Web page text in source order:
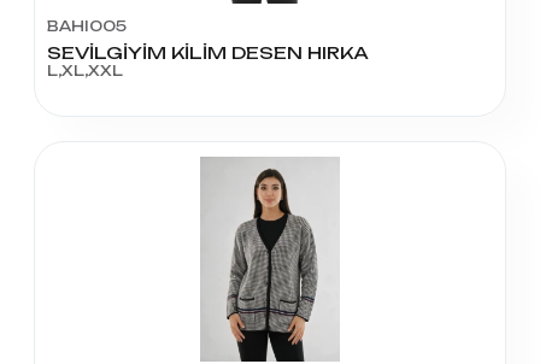
BAHI005
SEVİLGİYİM KİLİM DESEN HIRKA
L,XL,XXL